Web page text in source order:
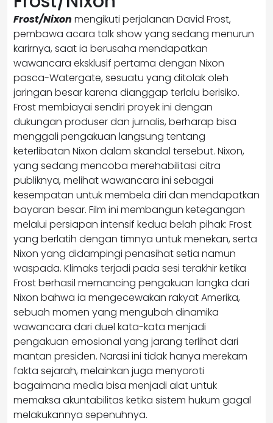
Frost/Nixon mengikuti perjalanan David Frost,
pembawa acara talk show yang sedang menurun
karirnya, saat ia berusaha mendapatkan
wawancara eksklusif pertama dengan Nixon
pasca-Watergate, sesuatu yang ditolak oleh
jaringan besar karena dianggap terlalu berisiko.
Frost membiayai sendiri proyek ini dengan
dukungan produser dan jurnalis, berharap bisa
menggali pengakuan langsung tentang
keterlibatan Nixon dalam skandal tersebut. Nixon,
yang sedang mencoba merehabilitasi citra
publiknya, melihat wawancara ini sebagai
kesempatan untuk membela diri dan mendapatkan
bayaran besar. Film ini membangun ketegangan
melalui persiapan intensif kedua belah pihak: Frost
yang berlatih dengan timnya untuk menekan, serta
Nixon yang didampingi penasihat setia namun
waspada. Klimaks terjadi pada sesi terakhir ketika
Frost berhasil memancing pengakuan langka dari
Nixon bahwa ia mengecewakan rakyat Amerika,
sebuah momen yang mengubah dinamika
wawancara dari duel kata-kata menjadi
pengakuan emosional yang jarang terlihat dari
mantan presiden. Narasi ini tidak hanya merekam
fakta sejarah, melainkan juga menyoroti
bagaimana media bisa menjadi alat untuk
memaksa akuntabilitas ketika sistem hukum gagal
melakukannya sepenuhnya.